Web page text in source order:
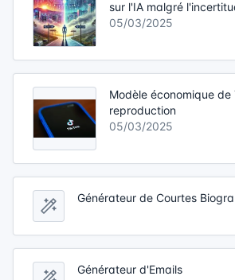
sur l'IA malgré
05/03/2025
Modèle économique de
reproduction
05/03/2025
Générateur de Courtes
Générateur d'Emails